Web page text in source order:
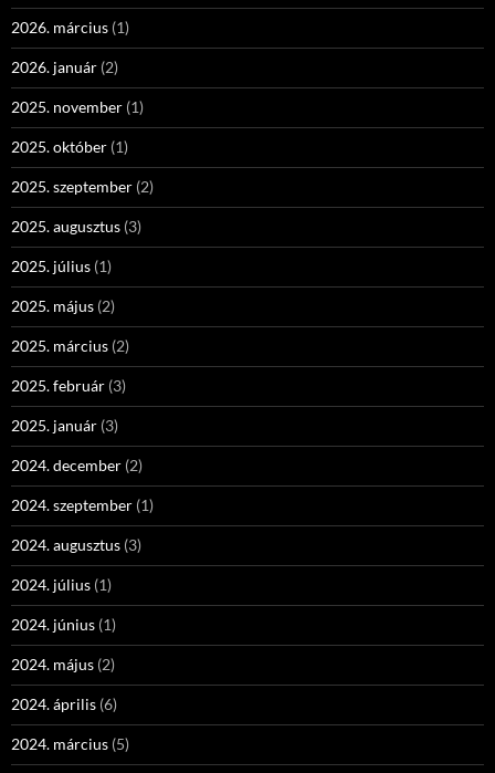
2026. március (1)
2026. január (2)
2025. november (1)
2025. október (1)
2025. szeptember (2)
2025. augusztus (3)
2025. július (1)
2025. május (2)
2025. március (2)
2025. február (3)
2025. január (3)
2024. december (2)
2024. szeptember (1)
2024. augusztus (3)
2024. július (1)
2024. június (1)
2024. május (2)
2024. április (6)
2024. március (5)